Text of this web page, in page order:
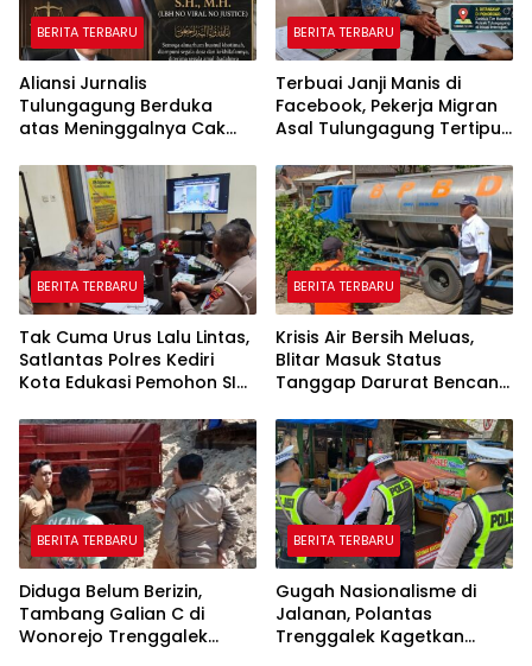
BERITA TERBARU
Aliansi Jurnalis
Tulungagung Berduka
atas Meninggalnya Cak
“Beliau Pejuang Keadilan
yang Vokal”
BERITA TERBARU
Terbuai Janji Manis di
Facebook, Pekerja Migran
Asal Tulungagung Tertipu
BERITA TERBARU
Tak Cuma Urus Lalu Lintas,
Satlantas Polres Kediri
Kota Edukasi Pemohon SIM
Pelatihan AI
BERITA TERBARU
Krisis Air Bersih Meluas,
Blitar Masuk Status
Tanggap Darurat Bencana
BERITA TERBARU
Diduga Belum Berizin,
Tambang Galian C di
Wonorejo Trenggalek
BERITA TERBARU
Gugah Nasionalisme di
Jalanan, Polantas
Trenggalek Kagetkan